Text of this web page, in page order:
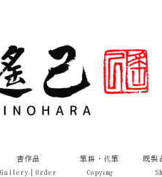
書作品
Gallery｜Order
筆耕・代筆
Copying
既製